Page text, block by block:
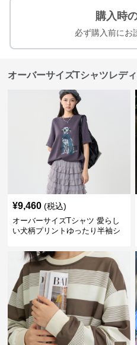
購入時
必ず購入前にお
オーバーサイズTシャツレデ
¥9,460 (税込)
オーバーサイズTシャツ 愛らし
い犬柄プリントゆったり半袖シ